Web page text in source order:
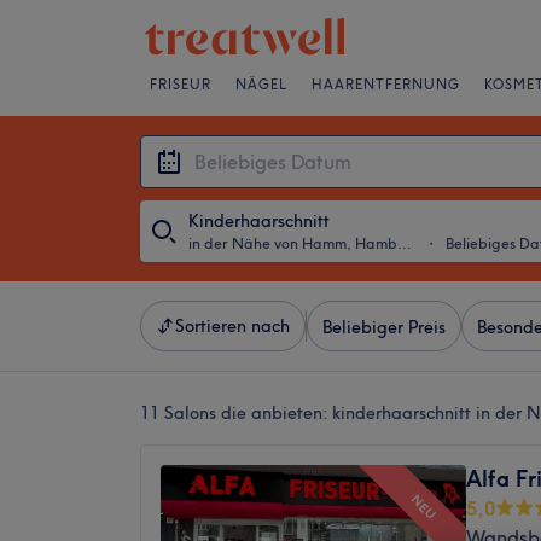
FRISEUR NÄGEL HAARENTFERNUNG
Kinderhaarschnitt
in der Nähe von Hamm, Hamburg ・ Beliebiges
Sortieren nach Beliebiger Preis
11 Salons die anbieten: kinderhaarschnitt in der
NEU
Alfa
5,0